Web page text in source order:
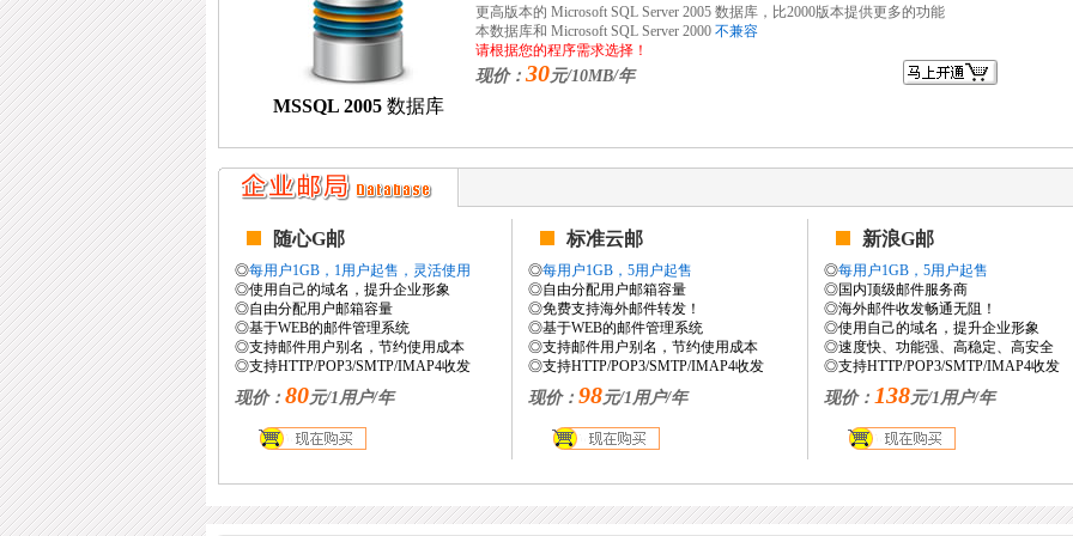
MSSQL 2005数据库
更高版本的 Microsoft SQL Server 2005 数据库，比2000版本提供更多的功能
本数据库和 Microsoft SQL Server 2000 不兼容
请根据您的程序需求选择！
现价： 30元/10MB/年
随心G邮
◎每用户1GB，1用户起售，灵活使用
◎使用自己的域名，提升企业形象
◎自由分配用户邮箱容量
◎基于WEB的邮件管理系统
◎支持邮件用户别名，节约使用成本
◎支持HTTP/POP3/SMTP/IMAP4收发
现价： 80元/1用户/年
标准云邮
◎每用户1GB，5用户起售
◎自由分配用户邮箱容量
◎免费支持海外邮件转发！
◎基于WEB的邮件管理系统
◎支持邮件用户别名，节约使用成本
◎支持HTTP/POP3/SMTP/IMAP4收发
现价： 98元/1用户/年
新浪G邮
◎每用户1GB，5用户起售
◎国内顶级邮件服务商
◎海外邮件收发畅通无阻！
◎使用自己的域名，提升企业形象
◎速度快、功能强、高稳定、高安全
◎支持HTTP/POP3/SMTP/IMAP4收发
现价： 138元/1用户/年